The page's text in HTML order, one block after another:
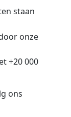
staan
onze
+20 000
ons